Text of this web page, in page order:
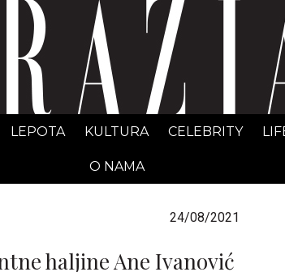
GRAZIA Srbija
LEPOTA KULTURA CELEBRITY
O NAMA
24/08/2021
haljine Ane Ivanović